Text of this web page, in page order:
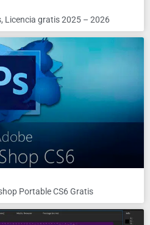
Licencia gratis 2025 – 2026
Portable CS6 Gratis